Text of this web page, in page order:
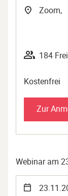
Zoom,
184
Kostenfrei
Zur
Webinar am